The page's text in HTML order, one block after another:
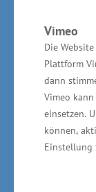
Vimeo
Die
Plattform
dann
Vimeo
einsetzen.
können,
Einstellung
der
Prozent
auf 30.000
begrenzt).